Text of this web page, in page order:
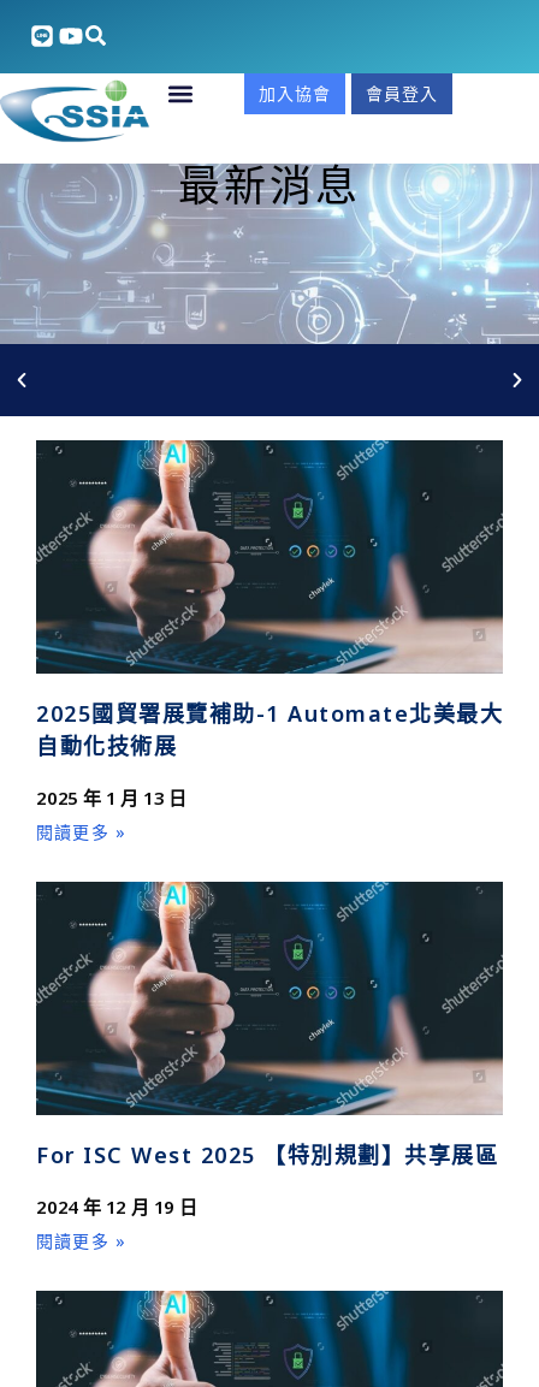
加入協會 會員登入
最新消息
國貿署補助: SKYDD 2026 【瑞典國際安防、工業安全及
消防科技大展】加大補助金額 ~限量徵展
2025國貿署展覽補助-1 Automate北美最大
自動化技術展
2025 年 1 月 13 日
閱讀更多 »
For ISC West 2025 【特別規劃】共享展區
2024 年 12 月 19 日
閱讀更多 »